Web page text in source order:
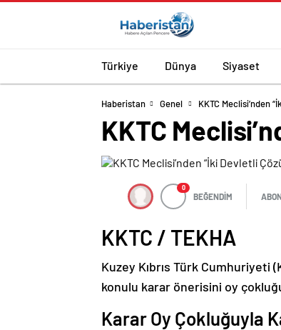
Türkiye Dünya Siyaset
Haberistan Genel KKTC Meclisi’nden
KKTC
0
BEĞENDİM
KKTC / TEKHA
Kuzey Kıbrıs Türk Cumhuriyeti
konulu karar önerisini oy
Karar Oy Çokluğuyla